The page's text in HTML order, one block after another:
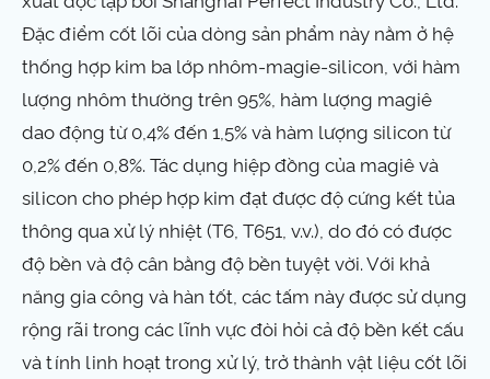
Đặc điểm cốt lõi của dòng sản phẩm này nằm ở hệ
thống hợp kim ba lớp nhôm-magie-silicon, với hàm
lượng nhôm thường trên 95%, hàm lượng magiê
dao động từ 0,4% đến 1,5% và hàm lượng silicon từ
0,2% đến 0,8%. Tác dụng hiệp đồng của magiê và
silicon cho phép hợp kim đạt được độ cứng kết tủa
thông qua xử lý nhiệt (T6, T651, v.v.), do đó có được
độ bền và độ cân bằng độ bền tuyệt vời. Với khả
năng gia công và hàn tốt, các tấm này được sử dụng
rộng rãi trong các lĩnh vực đòi hỏi cả độ bền kết cấu
và tính linh hoạt trong xử lý, trở thành vật liệu cốt lõi